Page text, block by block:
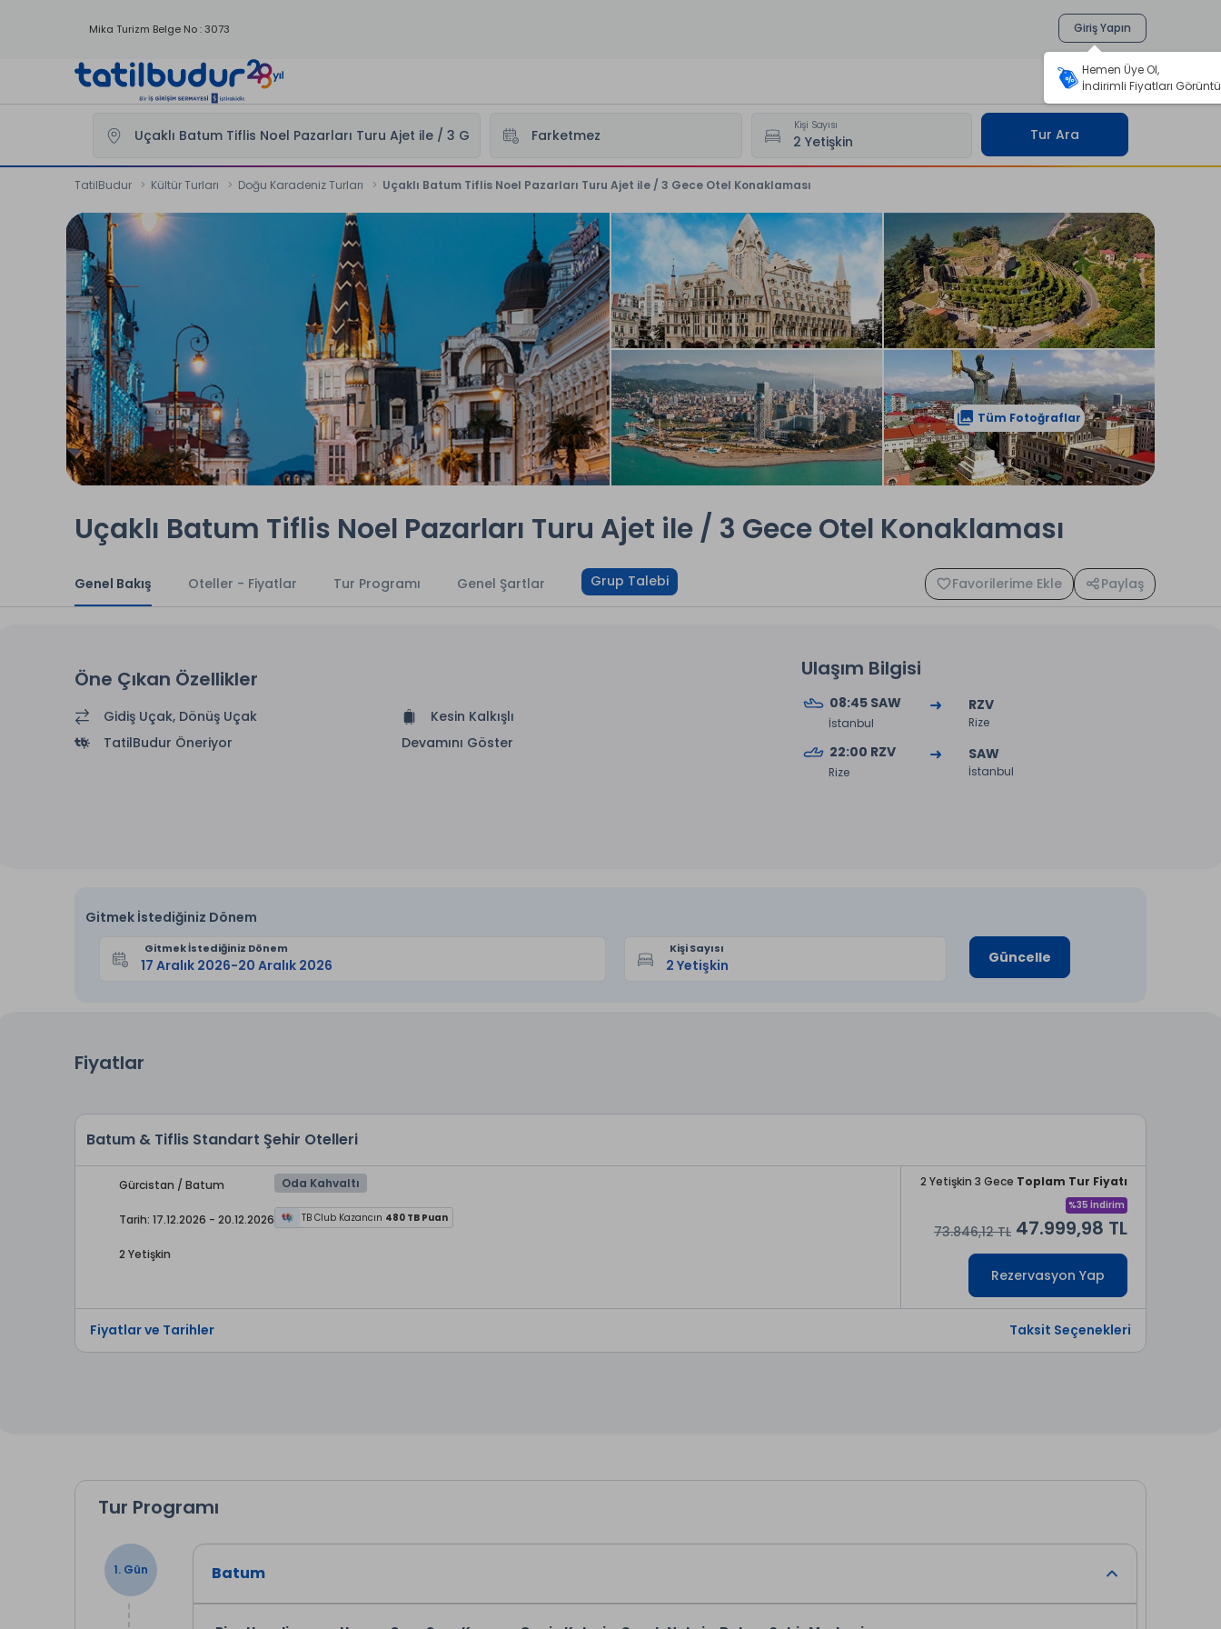
Mika Turizm Belge No : 3073 Giriş Yapın
Kişi Sayısı
Tur Ara
TatilBudur Kültür Turları Doğu Karadeniz Turları Uçaklı Batum Tiflis Noel Pazarları Turu Ajet ile / 3 Gece Otel Konaklaması
Tüm Fotoğraflar
Uçaklı Batum Tiflis Noel Pazarları Turu Ajet ile / 3 Gece Otel Konaklaması
Genel Bakış Oteller - Fiyatlar Tur Programı Genel Şartlar Grup Talebi Favorilerime Ekle Paylaş
Öne Çıkan Özellikler
Gidiş Uçak, Dönüş Uçak
Kesin Kalkışlı
TatilBudur Öneriyor
Devamını Göster
Ulaşım Bilgisi
08:45 SAW
İstanbul
RZV
Rize
22:00 RZV
Rize
SAW
İstanbul
Gitmek İstediğiniz Dönem
Gitmek İstediğiniz Dönem Kişi Sayısı Güncelle
Fiyatlar
Batum & Tiflis Standart Şehir Otelleri
Gürcistan / Batum
Tarih: 17.12.2026 - 20.12.2026
2 Yetişkin
Oda Kahvaltı
TB Club Kazancın 480 TB Puan
2 Yetişkin 3 Gece Toplam Tur Fiyatı
%35 İndirim
73.846,12 TL 47.999,98 TL
Rezervasyon Yap
Fiyatlar ve Tarihler Taksit Seçenekleri
Tur Programı
1. Gün Batum
Hemen Üye Ol,
İndirimli Fiyatları